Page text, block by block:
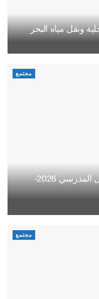
ونقل مياه البحر
مجتمع
وزارة التربية تحسم موعد الدخول المدرسي 2026-
مجتمع